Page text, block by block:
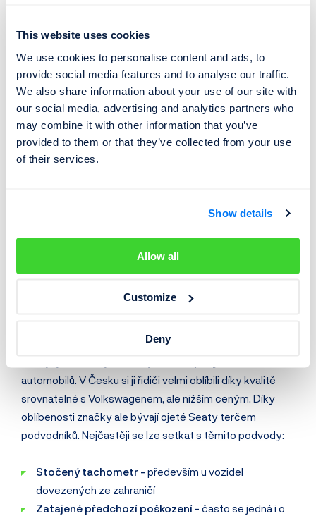
This website uses cookies
We use cookies to personalise content and ads, to
provide social media features and to analyse our traffic.
We also share information about your use of our site with
our social media, advertising and analytics partners who
may combine it with other information that you’ve
provided to them or that they’ve collected from your use
of their services.
Show details
Allow all
Customize
Deny
Seat
Číslo VIN vozidel Seat lze najít na běžných místech přímo
na voze nebo v související dokumentaci:
VIN vyražený na karoserii v zavazadelníku či
motorovém prostoru
Na typovém štítku v prostoru předních dveří
(např. zelená karta)
Více informací o umístění VIN naleznete v samostatném
článkuKde najdu VIN kód.
automobilů. V Česku si ji řidiči velmi oblíbili díky kvalitě
srovnatelné s Volkswagenem, ale nižším ceným. Díky
oblíbenosti značky ale bývají ojeté Seaty terčem
podvodníků. Nejčastěji se lze setkat s těmito podvody:
Stočený tachometr - především u vozidel
dovezených ze zahraničí
Zatajené předchozí poškození - často se jedná i o